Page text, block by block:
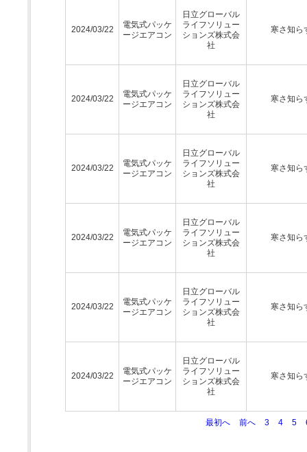
2024/03/22
電気式パッケ
ージエアコン
日立グローバル
ライフソリュー
ションズ株式会
社
寒さ知ら
2024/03/22
電気式パッケ
ージエアコン
日立グローバル
ライフソリュー
ションズ株式会
社
寒さ知ら
2024/03/22
電気式パッケ
ージエアコン
日立グローバル
ライフソリュー
ションズ株式会
社
寒さ知ら
2024/03/22
電気式パッケ
ージエアコン
日立グローバル
ライフソリュー
ションズ株式会
社
寒さ知ら
2024/03/22
電気式パッケ
ージエアコン
日立グローバル
ライフソリュー
ションズ株式会
社
寒さ知ら
2024/03/22
電気式パッケ
ージエアコン
日立グローバル
ライフソリュー
ションズ株式会
社
寒さ知ら
最初へ 前へ 3 4 5